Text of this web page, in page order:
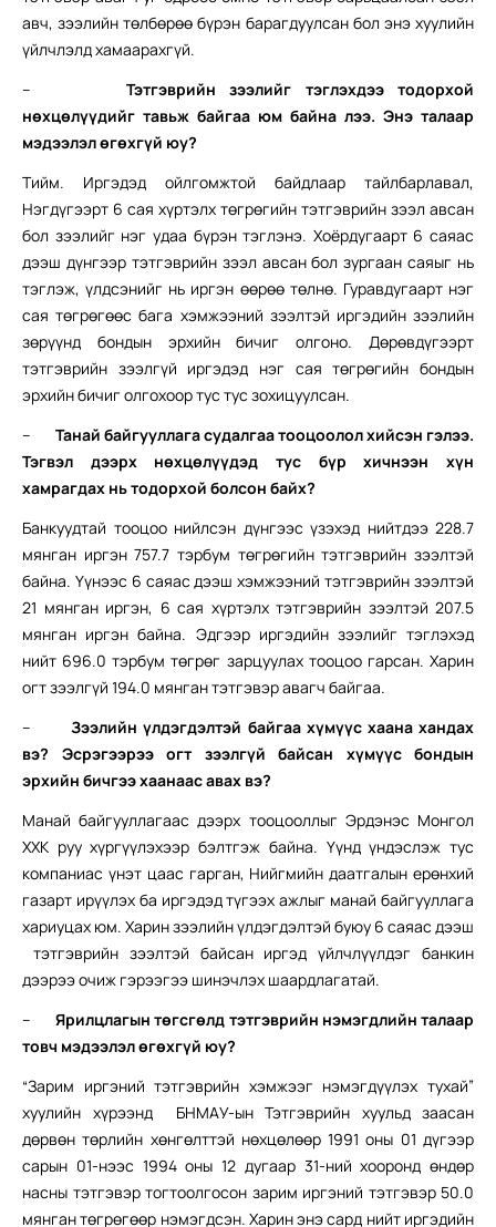
авч, зээлийн төлбөрөө бүрэн барагдуулсан бол энэ хуулийн
үйлчлэлд хамаарахгүй.
–Тэтгэврийн зээлийг тэглэхдээ тодорхой
нөхцөлүүдийг тавьж байгаа юм байна лээ. Энэ талаар
мэдээлэл өгөхгүй юу?
Тийм. Иргэдэд ойлгомжтой байдлаар тайлбарлавал,
Нэгдүгээрт 6 сая хүртэлх төгрөгийн тэтгэврийн зээл авсан
бол зээлийг нэг удаа бүрэн тэглэнэ. Хоёрдугаарт 6 саяас
дээш дүнгээр тэтгэврийн зээл авсан бол зургаан саяыг нь
тэглэж, үлдсэнийг нь иргэн өөрөө төлнө. Гуравдугаарт нэг
сая төгрөгөөс бага хэмжээний зээлтэй иргэдийн зээлийн
зөрүүнд бондын эрхийн бичиг олгоно. Дөрөвдүгээрт
тэтгэврийн зээлгүй иргэдэд нэг сая төгрөгийн бондын
эрхийн бичиг олгохоор тус тус зохицуулсан.
– Танай байгууллага судалгаа тооцоолол хийсэн гэлээ.
Тэгвэл дээрх нөхцөлүүдэд тус бүр хичнээн хүн
хамрагдах нь тодорхой болсон байх?
Банкуудтай тооцоо нийлсэн дүнгээс үзэхэд нийтдээ 228.7
мянган иргэн 757.7 тэрбум төгрөгийн тэтгэврийн зээлтэй
байна. Үүнээс 6 саяас дээш хэмжээний тэтгэврийн зээлтэй
21 мянган иргэн, 6 сая хүртэлх тэтгэврийн зээлтэй 207.5
мянган иргэн байна. Эдгээр иргэдийн зээлийг тэглэхэд
нийт 696.0 тэрбум төгрөг зарцуулах тооцоо гарсан. Харин
огт зээлгүй 194.0 мянган тэтгэвэр авагч байгаа.
–Зээлийн үлдэгдэлтэй байгаа хүмүүс хаана хандах
вэ? Эсрэгээрээ огт зээлгүй байсан хүмүүс бондын
эрхийн бичгээ хаанаас авах вэ?
Манай байгууллагаас дээрх тооцооллыг Эрдэнэс Монгол
ХХК руу хүргүүлэхээр бэлтгэж байна. Үүнд үндэслэж тус
компаниас үнэт цаас гарган, Нийгмийн даатгалын ерөнхий
газарт ирүүлэх ба иргэдэд түгээх ажлыг манай байгууллага
хариуцах юм. Харин зээлийн үлдэгдэлтэй буюу 6 саяас дээш
тэтгэврийн зээлтэй байсан иргэд үйлчлүүлдэг банкин
дээрээ очиж гэрээгээ шинэчлэх шаардлагатай.
–Ярилцлагын төгсгөлд тэтгэврийн нэмэгдлийн талаар
товч мэдээлэл өгөхгүй юу?
“Зарим иргэний тэтгэврийн хэмжээг нэмэгдүүлэх тухай”
хуулийн хүрээнд БНМАУ-ын Тэтгэврийн хуульд заасан
дөрвөн төрлийн хөнгөлттэй нөхцөлөөр 1991 оны 01 дүгээр
сарын 01-нээс 1994 оны 12 дугаар 31-ний хооронд өндөр
насны тэтгэвэр тогтоолгосон зарим иргэний тэтгэвэр 50.0
мянган төгрөгөөр нэмэгдсэн. Харин энэ сард нийт иргэдийн